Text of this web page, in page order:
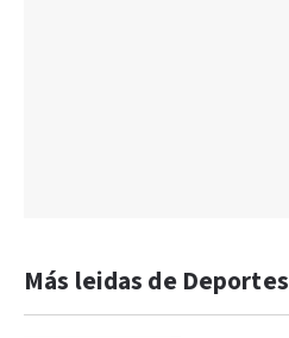
Más leidas de Deportes